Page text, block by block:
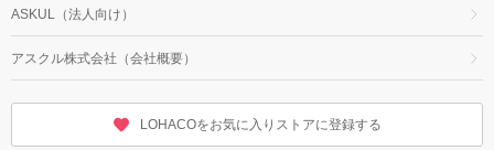
ASKUL（法人向け）
アスクル株式会社（会社概要）
LOHACOをお気に入りストアに登録する